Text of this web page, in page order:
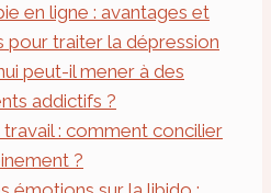
en ligne : avantages et
pour traiter la dépression
peut-il mener à des
addictifs ?
: comment concilier
?